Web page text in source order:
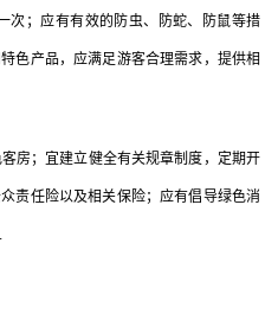
次；应有有效的防虫、防蛇、防鼠等措
色产品，应满足游客合理需求，提供相
房；宜建立健全有关规章制度，定期开
责任险以及相关保险；应有倡导绿色消